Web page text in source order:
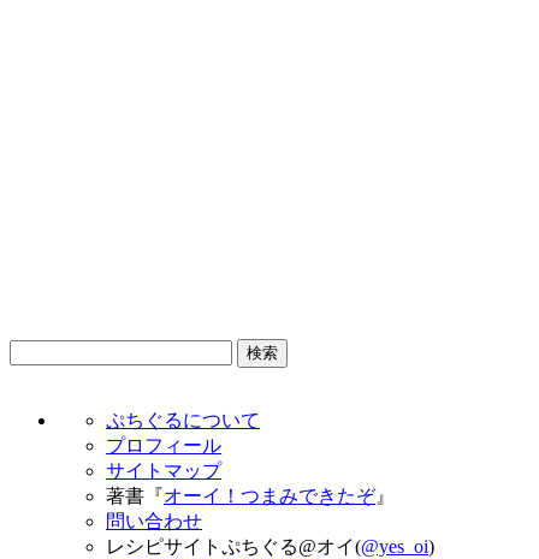
ぷちぐるについて
プロフィール
サイトマップ
著書『オーイ！つまみできたぞ』
問い合わせ
レシピサイトぷちぐる@オイ(@yes_oi)